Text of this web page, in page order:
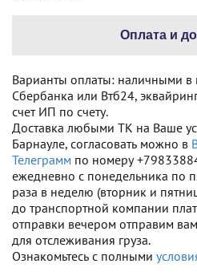
Оплата и
Варианты оплаты: наличными в
Сбербанка или Втб24,
счет ИП по счету.
Доставка любыми ТК на Ваше
Барнауле, согласовать можно в
Телеграмм по номеру
ежедневно с понедельника по
раза в неделю (вторник и
до транспортной компании
отправки вечером отправим
для отслеживания груза.
Ознакомьтесь с полными